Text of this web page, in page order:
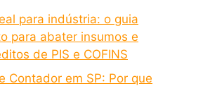
para indústria: o guia
para abater insumos e
de PIS e COFINS
Contador em SP: Por que